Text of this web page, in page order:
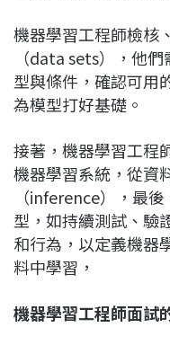
機器學習工程師檢核
（data sets），他
型與條件，確認可用
為模型打好基礎。
接著，機器學習工程
機器學習系統，從資
（inference），最
型，如持續測試、驗
和行為，以定義機器
料中學習，
機器學習工程師面試